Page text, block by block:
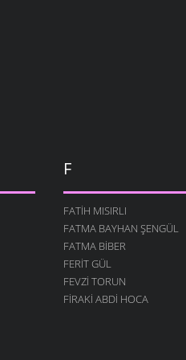
F
FATIH MISIRLI
FATMA BAYHAN ŞENGÜL
FATMA BIBER
FERIT GÜL
FEVZI TORUN
FIRAKI ABDI HOCA